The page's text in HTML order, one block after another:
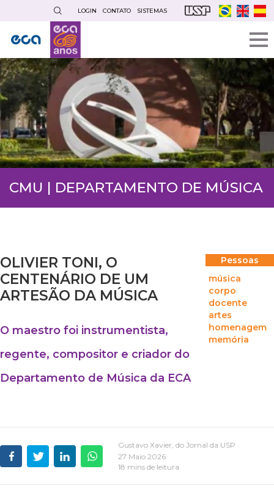
conteúdo
principal
LOGIN CONTATO SISTEMAS
CMU | DEPARTAMENTO DE MÚSICA
OLIVIER TONI, O
CENTENÁRIO DE UM
ARTESÃO DA MÚSICA
O maestro foi instrumentista,
regente, compositor e criador do
Departamento de Música da ECA
Pessoas
música
corpo
docente
artes
homenagem
memória
Gustavo Xavier, do Jornal da USP
27 Maio 2026
18 mins de leitura